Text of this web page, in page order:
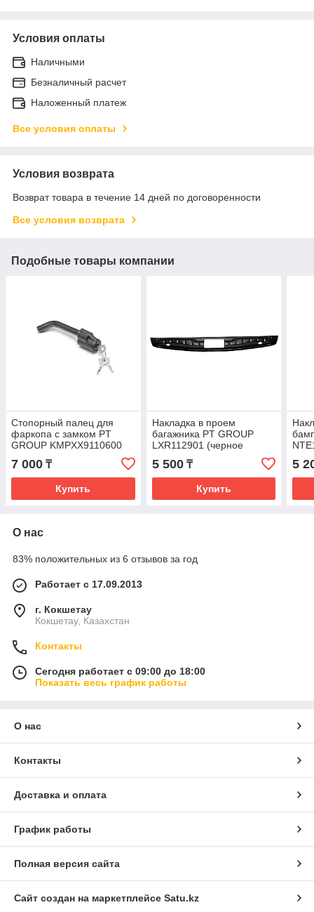
Условия оплаты
Наличными
Безналичный расчет
Наложенный платеж
Все условия оплаты
Условия возврата
Возврат товара в течение 14 дней по договоренности
Все условия возврата
Подобные товары компании
Стопорный палец для
фаркопа с замком PT
GROUP KMPXX9110600
7 000 ₸
Купить
Накладка в проем
багажника PT GROUP
LXR112901 (черное
тиснение) X-RAY16-
5 500₸
Купить
5
О нас
83% положительных из 6 отзывов за год
Работает с 17.09.2013
г. Кокшетау
Кокшетау, Казахстан
Контакты
Сегодня работает с 09:00 до 18:00
Показать весь график работы
О нас
Контакты
Доставка и оплата
График работы
Полная версия сайта
Сайт создан на маркетплейсе Satu.kz